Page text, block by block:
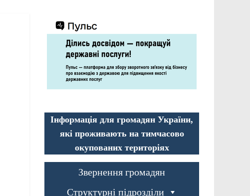
Інформація для громадян України,
які проживають на тимчасово
окупованих територіях
Звернення громадян
Структурні підрозділи